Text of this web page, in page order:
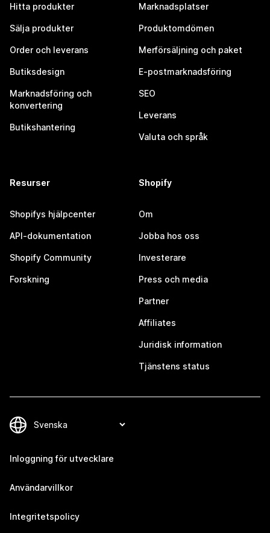
Hitta produkter
Sälja produkter
Order och leverans
Butiksdesign
Marknadsföring och
konvertering
Butikshantering
Marknadsplatser
Produktomdömen
Merförsäljning och paket
E-postmarknadsföring
SEO
Leverans
Valuta och språk
Resurser
Shopifys hjälpcenter
API-dokumentation
Shopify Community
Forskning
Shopify
Om
Jobba hos oss
Investerare
Press och media
Partner
Affiliates
Juridisk information
Tjänstens status
Inloggning för utvecklare
Användarvillkor
Integritetspolicy